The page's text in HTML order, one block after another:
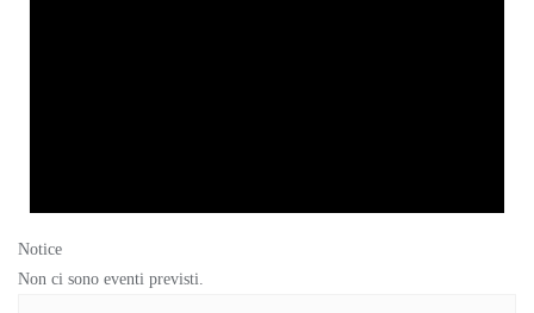
Notice
Non ci sono eventi previsti.